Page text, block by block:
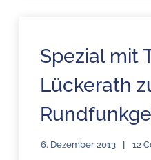
Spezial mit
Lückerath
6. Dezember 2013 12